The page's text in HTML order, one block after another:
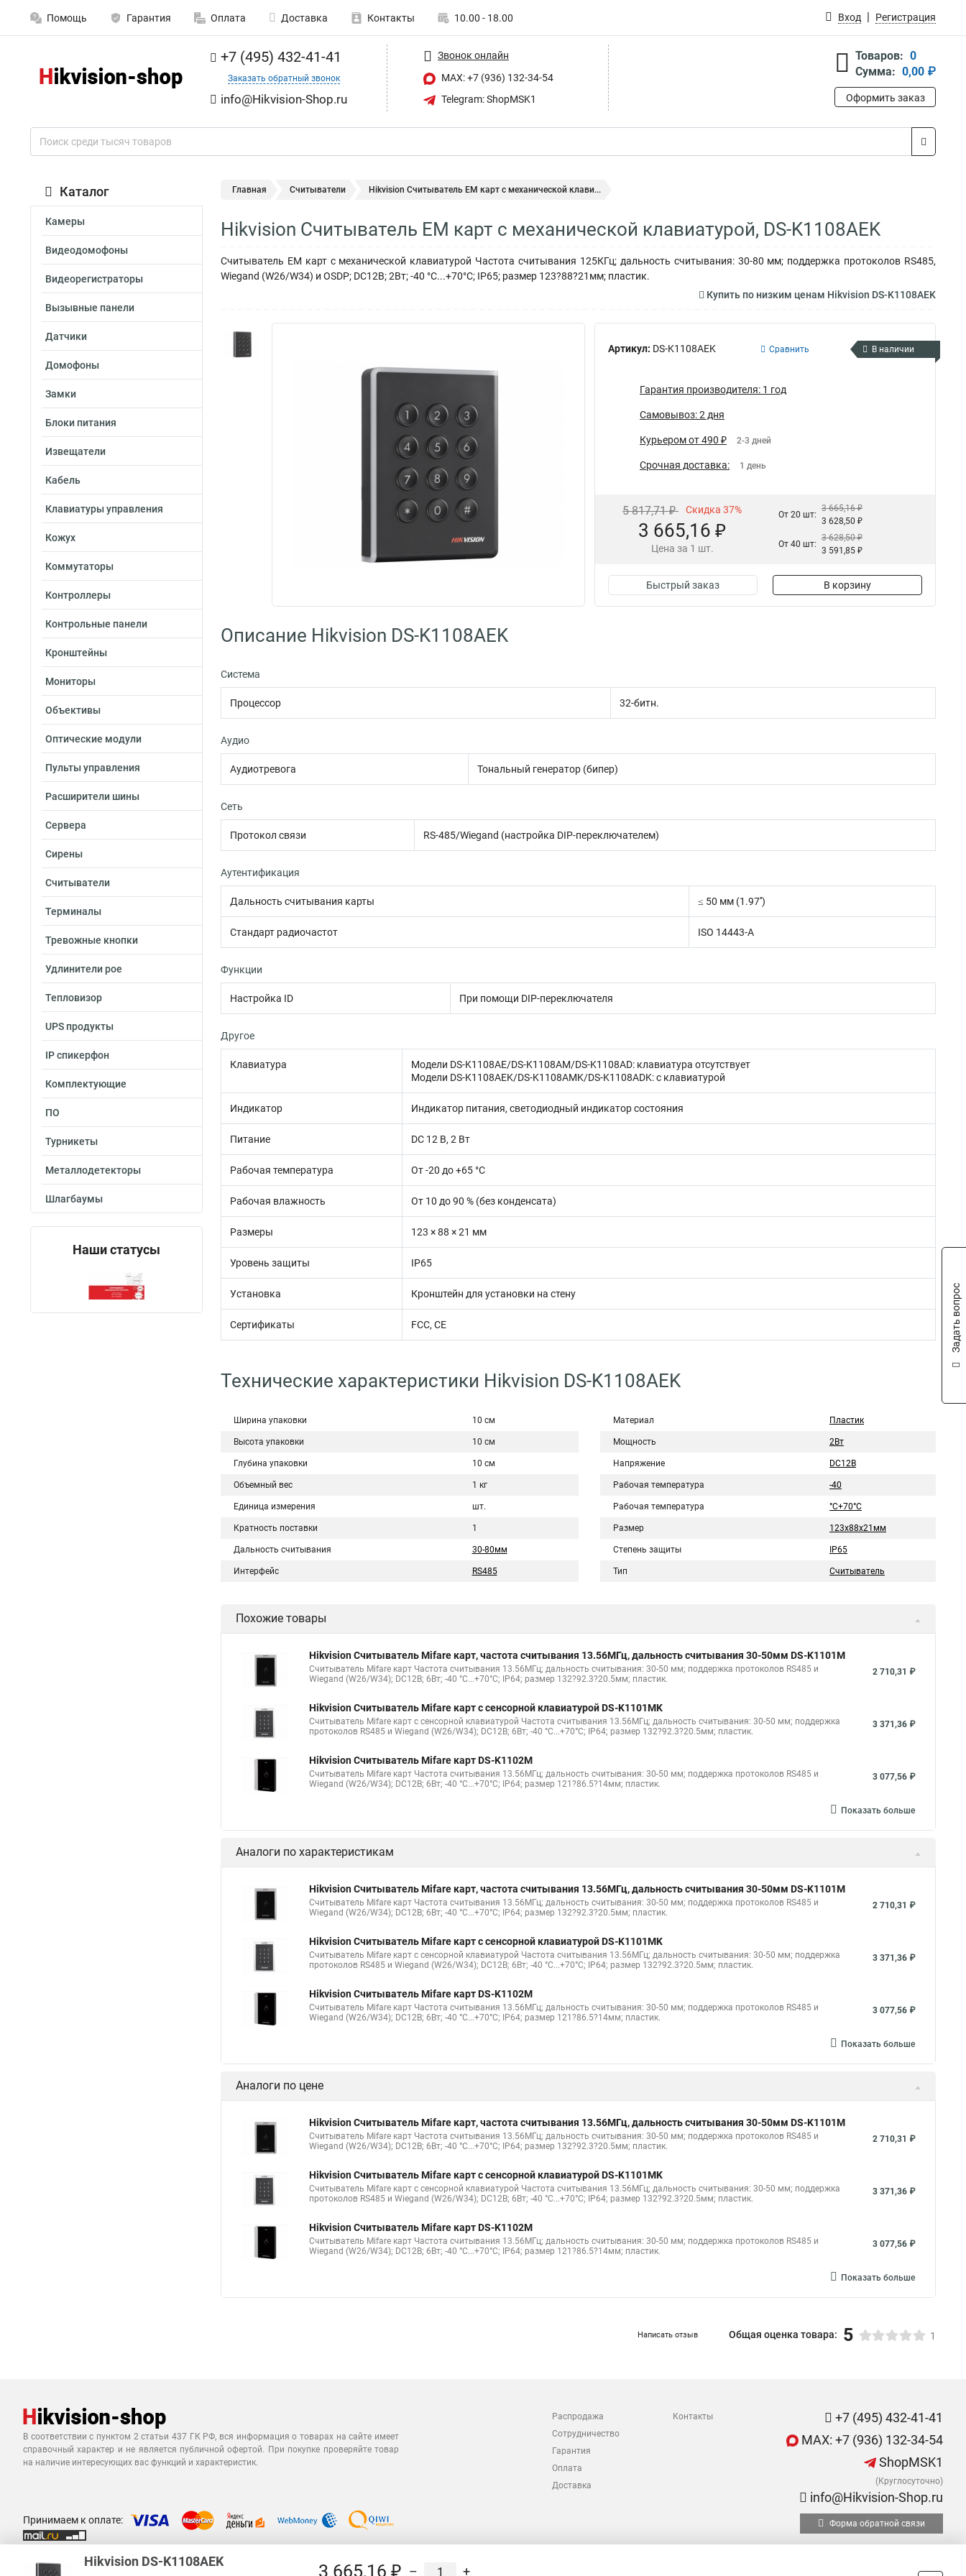
Помощь Гарантия Оплата Доставка Контакты 10.00 - 18.00 Вход Регистрация
+7 (495) 432-41-41
Заказать обратный звонок
info@Hikvision-Shop.ru
Звонок онлайн
MAX: +7 (936) 132-34-54
Telegram: ShopMSK1
Товаров: 0
Сумма: 0,00 ₽
Оформить заказ
Каталог
Камеры
Видеодомофоны
Видеорегистраторы
Вызывные панели
Датчики
Домофоны
Замки
Блоки питания
Извещатели
Кабель
Клавиатуры управления
Кожух
Коммутаторы
Контроллеры
Контрольные панели
Кронштейны
Мониторы
Объективы
Оптические модули
Пульты управления
Расширители шины
Сервера
Сирены
Считыватели
Терминалы
Тревожные кнопки
Удлинители poe
Тепловизор
UPS продукты
IP спикерфон
Комплектующие
ПО
Турникеты
Металлодетекторы
Шлагбаумы
Наши статусы
Главная Считыватели Hikvision Считыватель EM карт с механической клави...
Hikvision Считыватель EM карт с механической клавиатурой, DS-K1108AEK
Считыватель EM карт с механической клавиатурой Частота считывания 125КГц; дальность считывания: 30-80 мм; поддержка протоколов RS485,
Wiegand (W26/W34) и OSDP; DC12В; 2Вт; -40 °C...+70°C; IP65; размер 123?88?21мм; пластик.
Купить по низким ценам Hikvision DS-K1108AEK
Артикул: DS-K1108AEK Сравнить В наличии
Гарантия производителя: 1 год
Самовывоз: 2 дня
Курьером от 490 ₽ 2-3 дней
Срочная доставка: 1 день
5 817,71 ₽ Скидка 37%
3 665,16 ₽
Цена за 1 шт.
От 20 шт:
3 665,16 ₽
3 628,50 ₽
От 40 шт:
3 628,50 ₽
3 591,85 ₽
Быстрый заказ В корзину
Описание Hikvision DS-K1108AEK
Система
Процессор 32-битн.
Аудио
Аудиотревога Тональный генератор (бипер)
Сеть
Протокол связи RS-485/Wiegand (настройка DIP-переключателем)
Аутентификация
Дальность считывания карты ≤ 50 мм (1.97'')
Стандарт радиочастот ISO 14443-A
Функции
Настройка ID При помощи DIP-переключателя
Другое
Клавиатура
Модели DS-K1108AE/DS-K1108AM/DS-K1108AD: клавиатура отсутствует
Модели DS-K1108AEK/DS-K1108AMK/DS-K1108ADK: с клавиатурой
Индикатор Индикатор питания, светодиодный индикатор состояния
Питание DC 12 В, 2 Вт
Рабочая температура От -20 до +65 °C
Рабочая влажность От 10 до 90 % (без конденсата)
Размеры 123 × 88 × 21 мм
Уровень защиты IP65
Установка Кронштейн для установки на стену
Сертификаты FCC, CE
Технические характеристики Hikvision DS-K1108AEK
Ширина упаковки 10 см
Высота упаковки 10 см
Глубина упаковки 10 см
Объемный вес 1 кг
Единица измерения шт.
Кратность поставки 1
Дальность считывания 30-80мм
Интерфейс RS485
Материал Пластик
Мощность 2Вт
Напряжение DC12В
Рабочая температура -40
Рабочая температура °C+70°C
Размер 123х88х21мм
Степень защиты IP65
Тип Считыватель
Похожие товары
Hikvision Считыватель Mifare карт, частота считывания 13.56МГц, дальность считывания 30-50мм DS-K1101M
Считыватель Mifare карт Частота считывания 13.56МГц; дальность считывания: 30-50 мм; поддержка протоколов RS485 и
Wiegand (W26/W34); DC12В; 6Вт; -40 °C...+70°C; IP64; размер 132?92.3?20.5мм; пластик.
2 710,31 ₽
Hikvision Считыватель Mifare карт с сенсорной клавиатурой DS-K1101MK
Считыватель Mifare карт с сенсорной клавиатурой Частота считывания 13.56МГц; дальность считывания: 30-50 мм; поддержка
протоколов RS485 и Wiegand (W26/W34); DC12В; 6Вт; -40 °C...+70°C; IP64; размер 132?92.3?20.5мм; пластик.
3 371,36 ₽
Hikvision Считыватель Mifare карт DS-K1102M
Считыватель Mifare карт Частота считывания 13.56МГц; дальность считывания: 30-50 мм; поддержка протоколов RS485 и
Wiegand (W26/W34); DC12В; 6Вт; -40 °C...+70°C; IP64; размер 121?86.5?14мм; пластик.
3 077,56 ₽
Показать больше
Аналоги по характеристикам
Hikvision Считыватель Mifare карт, частота считывания 13.56МГц, дальность считывания 30-50мм DS-K1101M
Считыватель Mifare карт Частота считывания 13.56МГц; дальность считывания: 30-50 мм; поддержка протоколов RS485 и
Wiegand (W26/W34); DC12В; 6Вт; -40 °C...+70°C; IP64; размер 132?92.3?20.5мм; пластик.
2 710,31 ₽
Hikvision Считыватель Mifare карт с сенсорной клавиатурой DS-K1101MK
Считыватель Mifare карт с сенсорной клавиатурой Частота считывания 13.56МГц; дальность считывания: 30-50 мм; поддержка
протоколов RS485 и Wiegand (W26/W34); DC12В; 6Вт; -40 °C...+70°C; IP64; размер 132?92.3?20.5мм; пластик.
3 371,36 ₽
Hikvision Считыватель Mifare карт DS-K1102M
Считыватель Mifare карт Частота считывания 13.56МГц; дальность считывания: 30-50 мм; поддержка протоколов RS485 и
Wiegand (W26/W34); DC12В; 6Вт; -40 °C...+70°C; IP64; размер 121?86.5?14мм; пластик.
3 077,56 ₽
Показать больше
Аналоги по цене
Hikvision Считыватель Mifare карт, частота считывания 13.56МГц, дальность считывания 30-50мм DS-K1101M
Считыватель Mifare карт Частота считывания 13.56МГц; дальность считывания: 30-50 мм; поддержка протоколов RS485 и
Wiegand (W26/W34); DC12В; 6Вт; -40 °C...+70°C; IP64; размер 132?92.3?20.5мм; пластик.
2 710,31 ₽
Hikvision Считыватель Mifare карт с сенсорной клавиатурой DS-K1101MK
Считыватель Mifare карт с сенсорной клавиатурой Частота считывания 13.56МГц; дальность считывания: 30-50 мм; поддержка
протоколов RS485 и Wiegand (W26/W34); DC12В; 6Вт; -40 °C...+70°C; IP64; размер 132?92.3?20.5мм; пластик.
3 371,36 ₽
Hikvision Считыватель Mifare карт DS-K1102M
Считыватель Mifare карт Частота считывания 13.56МГц; дальность считывания: 30-50 мм; поддержка протоколов RS485 и
Wiegand (W26/W34); DC12В; 6Вт; -40 °C...+70°C; IP64; размер 121?86.5?14мм; пластик.
3 077,56 ₽
Показать больше
Написать отзыв Общая оценка товара: 5 1
В соответствии с пунктом 2 статьи 437 ГК РФ, вся информация о товарах на сайте имеет
справочный характер и не является публичной офертой. При покупке проверяйте товар
на наличие интересующих вас функций и характеристик.
Распродажа
Сотрудничество
Гарантия
Оплата
Доставка
Контакты
+7 (495) 432-41-41
MAX: +7 (936) 132-34-54
ShopMSK1
(Круглосуточно)
info@Hikvision-Shop.ru
Принимаем к оплате: Форма обратной связи
Hikvision DS-K1108AEK 3 665,16 ₽ – +
Задать вопрос